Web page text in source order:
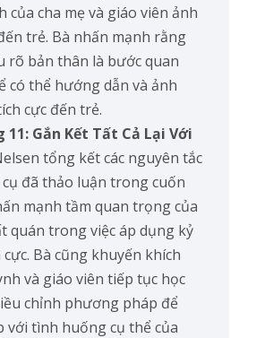
của cha mẹ và giáo viên ảnh
trẻ. Bà nhấn mạnh rằng
rõ bản thân là bước quan
có thể hướng dẫn và ảnh
cực đến trẻ.
11: Gắn Kết Tất Cả Lại Với
tổng kết các nguyên tắc
cụ đã thảo luận trong cuốn
mạnh tầm quan trọng của
quán trong việc áp dụng kỷ
Bà cũng khuyến khích
và giáo viên tiếp tục học
chỉnh phương pháp để
với tình huống cụ thể của